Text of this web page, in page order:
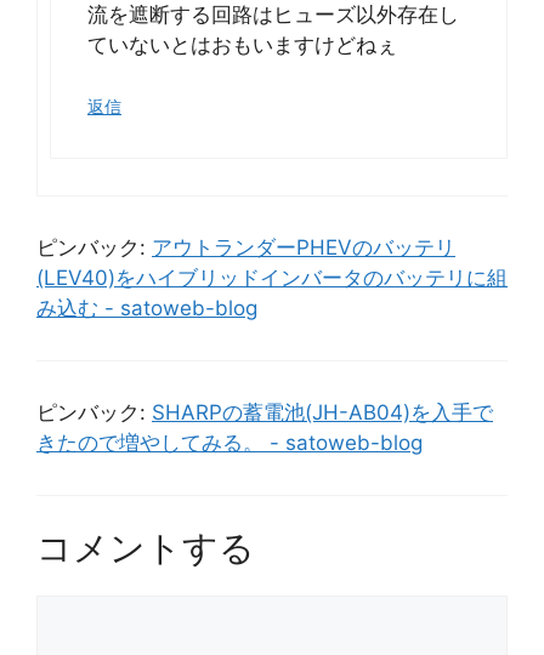
流を遮断する回路はヒューズ以外存在し
ていないとはおもいますけどねぇ
返信
ピンバック: アウトランダーPHEVのバッテリ
(LEV40)をハイブリッドインバータのバッテリに組
み込む - satoweb-blog
ピンバック: SHARPの蓄電池(JH-AB04)を入手で
きたので増やしてみる。 - satoweb-blog
コメントする